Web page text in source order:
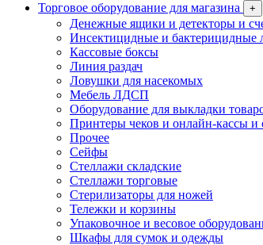
Торговое оборудование для магазина
+
Денежные ящики и детекторы и
Инсектицидные и бактерицидные
Кассовые боксы
Линия раздач
Ловушки для насекомых
Мебель ЛДСП
Оборудование для выкладки
Принтеры чеков и онлайн-кассы и
Прочее
Сейфы
Стеллажи складские
Стеллажи торговые
Стерилизаторы для ножей
Тележки и корзины
Упаковочное и весовое
Шкафы для сумок и одежды